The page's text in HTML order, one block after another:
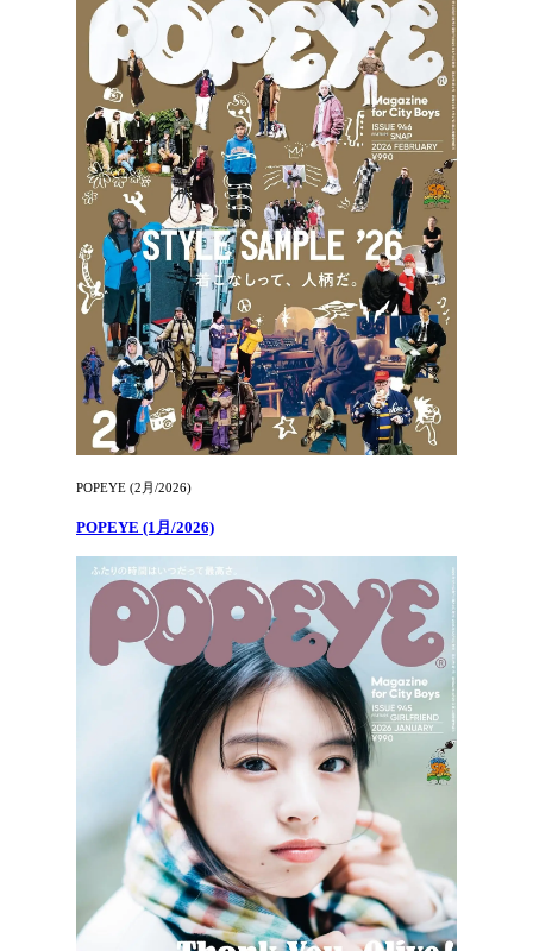
POPEYE (2月/2026)
POPEYE (1月/2026)